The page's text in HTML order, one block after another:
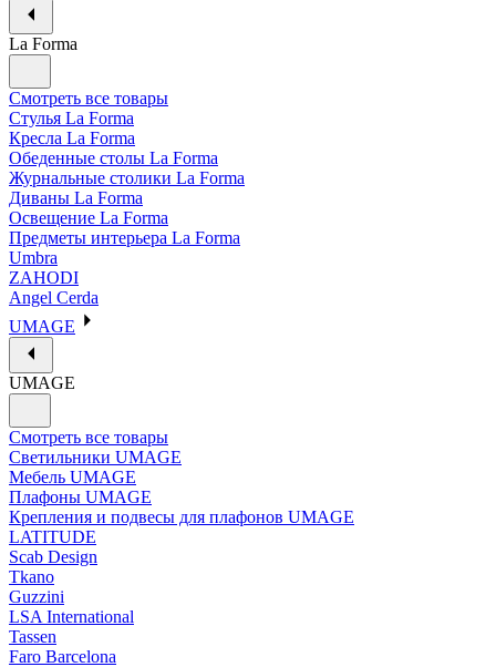
La Forma
Смотреть все товары
Стулья La Forma
Кресла La Forma
Обеденные столы La Forma
Журнальные столики La Forma
Диваны La Forma
Освещение La Forma
Предметы интерьера La Forma
Umbra
ZAHODI
Angel Cerda
UMAGE
UMAGE
Смотреть все товары
Светильники UMAGE
Мебель UMAGE
Плафоны UMAGE
Крепления и подвесы для плафонов UMAGE
LATITUDE
Scab Design
Tkano
Guzzini
LSA International
Tassen
Faro Barcelona